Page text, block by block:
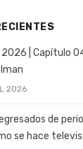
| Capítulo
2026
de
se hace